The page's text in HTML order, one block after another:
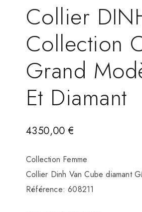
Collier
Collection
Grand
Et Diamant
4350,00€
Collection Femme
Collier Dinh Van Cube diamant
Référence: 608211